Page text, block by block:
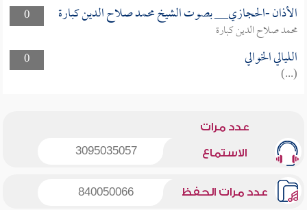
0
الأذان -الحجازي__ بصوت الشيخ محمد صلاح الدين كبارة
محمد صلاح الدين كبارة
0
الليالي الخوالي
(...)
عدد مرات
الاستماع 3095035057
عدد مرات الحفظ 840050066